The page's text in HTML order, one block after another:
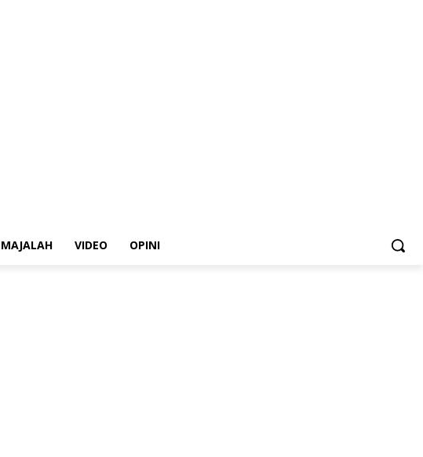
MAJALAH VIDEO OPINI